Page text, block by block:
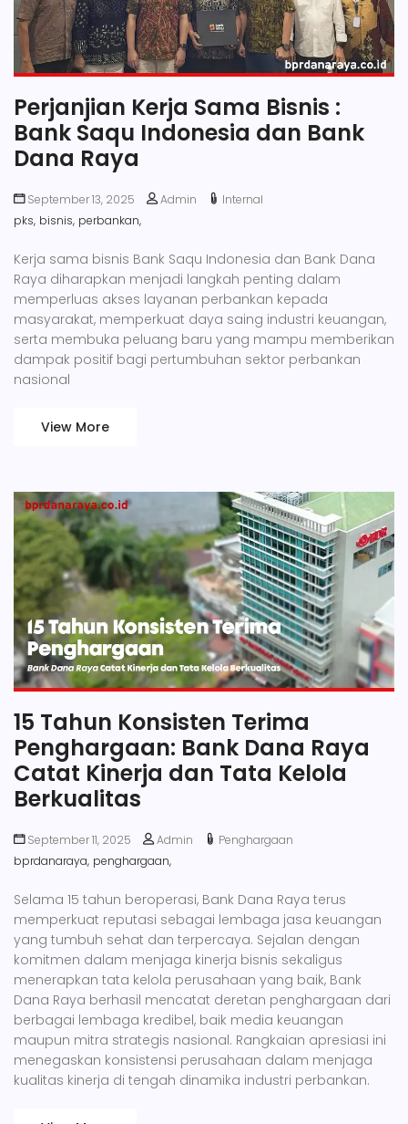
Perjanjian Kerja Sama Bisnis :
Bank Saqu Indonesia dan Bank
Dana Raya
September 13, 2025 Admin
Internal
pks, bisnis, perbankan,
Kerja sama bisnis Bank Saqu Indonesia dan Bank Dana
Raya diharapkan menjadi langkah penting dalam
memperluas akses layanan perbankan kepada
masyarakat, memperkuat daya saing industri keuangan,
serta membuka peluang baru yang mampu memberikan
dampak positif bagi pertumbuhan sektor perbankan
nasional
View More
15 Tahun Konsisten Terima
Penghargaan: Bank Dana Raya
Catat Kinerja dan Tata Kelola
Berkualitas
September 11, 2025 Admin
Penghargaan
bprdanaraya, penghargaan,
Selama 15 tahun beroperasi, Bank Dana Raya terus
memperkuat reputasi sebagai lembaga jasa keuangan
yang tumbuh sehat dan terpercaya. Sejalan dengan
komitmen dalam menjaga kinerja bisnis sekaligus
menerapkan tata kelola perusahaan yang baik, Bank
Dana Raya berhasil mencatat deretan penghargaan dari
berbagai lembaga kredibel, baik media keuangan
maupun mitra strategis nasional. Rangkaian apresiasi ini
menegaskan konsistensi perusahaan dalam menjaga
kualitas kinerja di tengah dinamika industri perbankan.